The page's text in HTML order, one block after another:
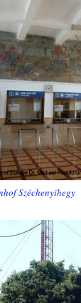
Széchenyihegy